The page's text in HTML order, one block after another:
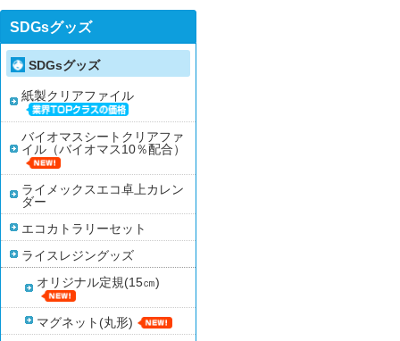
SDGsグッズ
SDGsグッズ
紙製クリアファイル
バイオマスシートクリアファ
イル（バイオマス10％配合）
ライメックスエコ卓上カレン
ダー
エコカトラリーセット
ライスレジングッズ
オリジナル定規(15㎝)
マグネット(丸形)